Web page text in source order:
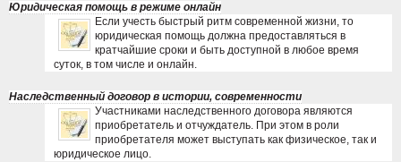
Юридическая помощь в режиме онлайн
Если учесть быстрый ритм современной жизни, то
юридическая помощь должна предоставляться в
кратчайшие сроки и быть доступной в любое время
суток, в том числе и онлайн.
Наследственный договор в истории, современности
Участниками наследственного договора являются
приобретатель и отчуждатель. При этом в роли
приобретателя может выступать как физическое, так и
юридическое лицо.